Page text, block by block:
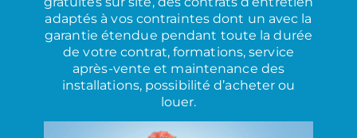
adaptés à vos contraintes dont un avec la
garantie étendue pendant toute la durée
de votre contrat, formations, service
après-vente et maintenance des
installations, possibilité d’acheter ou
louer.